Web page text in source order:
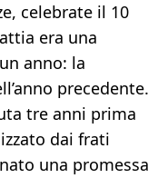
celebrate il 10
era una
anno: la
precedente.
tre anni prima
dai frati
una promessa